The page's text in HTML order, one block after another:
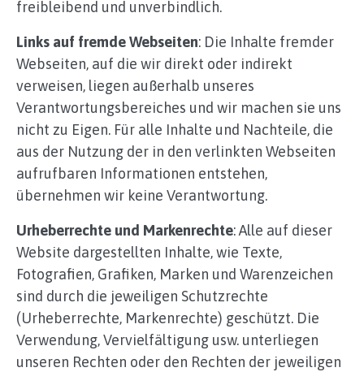
freibleibend und unverbindlich.
Links auf fremde Webseiten: Die Inhalte fremder
Webseiten, auf die wir direkt oder indirekt
verweisen, liegen außerhalb unseres
Verantwortungsbereiches und wir machen sie uns
nicht zu Eigen. Für alle Inhalte und Nachteile, die
aus der Nutzung der in den verlinkten Webseiten
aufrufbaren Informationen entstehen,
übernehmen wir keine Verantwortung.
Urheberrechte und Markenrechte: Alle auf dieser
Website dargestellten Inhalte, wie Texte,
Fotografien, Grafiken, Marken und Warenzeichen
sind durch die jeweiligen Schutzrechte
(Urheberrechte, Markenrechte) geschützt. Die
Verwendung, Vervielfältigung usw. unterliegen
unseren Rechten oder den Rechten der jeweiligen